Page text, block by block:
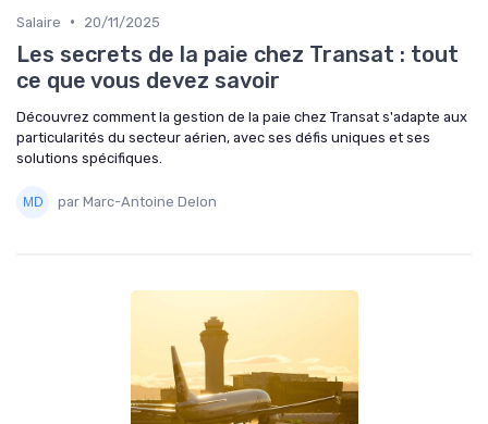
Salaire • 20/11/2025
Les secrets de la paie chez Transat : tout
ce que vous devez savoir
Découvrez comment la gestion de la paie chez Transat s'adapte aux
particularités du secteur aérien, avec ses défis uniques et ses
solutions spécifiques.
par Marc-Antoine Delon